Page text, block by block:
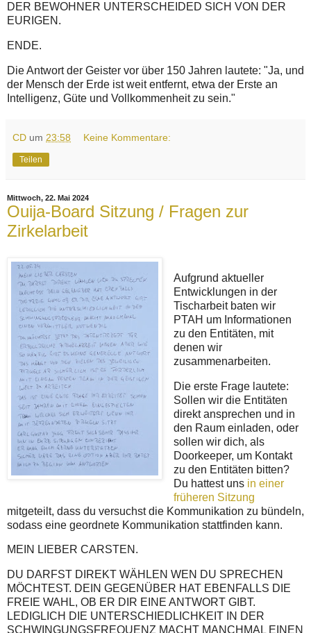
DER BEWOHNER UNTERSCHEIDED SICH VON DER
EURIGEN.
ENDE.
Die Antwort der Geister vor über 150 Jahren lautete: "Ja, und
der Mensch der Erde ist weit entfernt, etwa der Erste an
Intelligenz, Güte und Vollkommenheit zu sein."
CD um 23:58 Keine Kommentare:
Teilen
Mittwoch, 22. Mai 2024
Ouija-Board Sitzung / Fragen zur
Zirkelarbeit
Aufgrund aktueller
Entwicklungen in der
Tischarbeit baten wir
PTAH um Informationen
zu den Entitäten, mit
denen wir
zusammenarbeiten.
Die erste Frage lautete:
Sollen wir die Entitäten
direkt ansprechen und in
den Raum einladen, oder
sollen wir dich, als
Doorkeeper, um Kontakt
zu den Entitäten bitten?
Du hattest uns in einer
früheren Sitzung
mitgeteilt, dass du versuchst die Kommunikation zu bündeln,
sodass eine geordnete Kommunikation stattfinden kann.
MEIN LIEBER CARSTEN.
DU DARFST DIREKT WÄHLEN WEN DU SPRECHEN
MÖCHTEST. DEIN GEGENÜBER HAT EBENFALLS DIE
FREIE WAHL, OB ER DIR EINE ANTWORT GIBT.
LEDIGLICH DIE UNTERSCHIEDLICHKEIT IN DER
SCHWINGUNGSFREQUENZ MACHT MANCHMAL EINEN